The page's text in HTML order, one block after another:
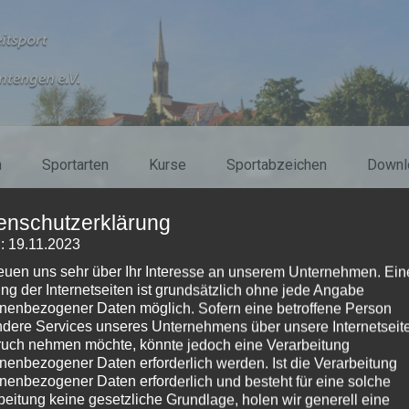
Sportarten Kurse Sportabzeichen
und
neuen Sommerkurse freigeschaltet.
19.11.2023
uns sehr über Ihr Interesse an unserem Unternehmen.
der Internetseiten ist grundsätzlich ohne jede Angabe
Daten möglich. Sofern eine betroffene Person
Services unseres Unternehmens über unsere
nehmen möchte, könnte jedoch eine Verarbeitung
Daten erforderlich werden. Ist die Verarbeitung
Daten erforderlich und besteht für eine solche
keine gesetzliche Grundlage, holen wir generell eine